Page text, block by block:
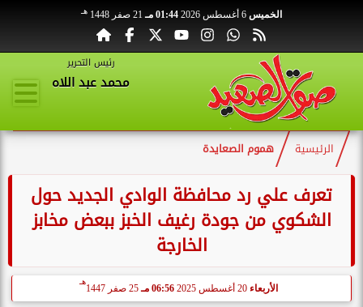
الخميس 01:44 مـ 21 صفر 1448 هـ
رئيس التحرير
محمد عبد اللاه
الرئيسية هموم الصعايدة
تعرف علي رد محافظة الوادي الجديد حول
الشكوي من جودة رغيف الخبز ببعض مخابز
الخارجة
الأربعاء 20 أغسطس 2025 06:56 مـ 25 صفر 1447
هـ